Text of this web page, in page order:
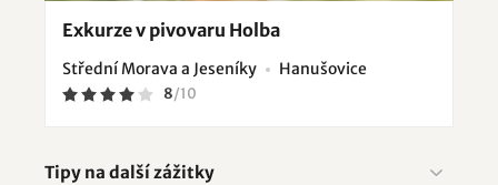
Exkurze v pivovaru Holba
Střední Morava a Jeseníky Hanušovice
8/10
Tipy na další zážitky